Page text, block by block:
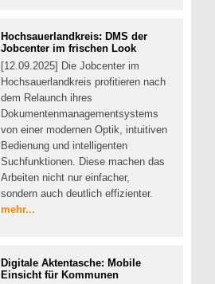
Hochsauerlandkreis: DMS der
Jobcenter im frischen Look
[12.09.2025] Die Jobcenter im
Hochsauerlandkreis profitieren nach
dem Relaunch ihres
Dokumentenmanagementsystems
von einer modernen Optik, intuitiven
Bedienung und intelligenten
Suchfunktionen. Diese machen das
Arbeiten nicht nur einfacher,
sondern auch deutlich effizienter.
mehr...
Digitale Aktentasche: Mobile
Einsicht für Kommunen